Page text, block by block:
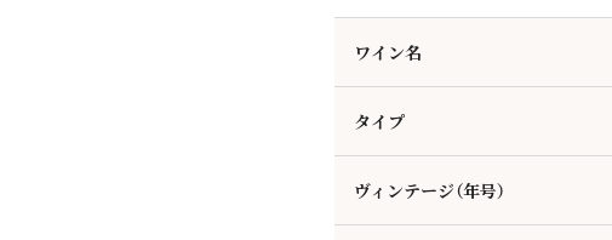
ワイン名
タイプ
ヴィンテージ（年号）